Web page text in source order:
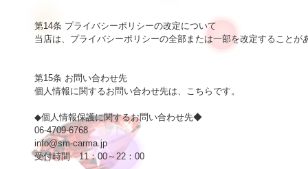
第14条 プライバシーポリシーの改定について
当店は、プライバシーポリシーの全部または一部を改定すること
第15条 お問い合わせ先
個人情報に関するお問い合わせ先は、 こちらです。
◆個人情報保護に関するお問い合わせ先◆
info@sm-carma.jp